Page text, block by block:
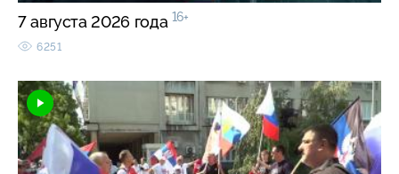
7 августа 2026 года 16+
6251